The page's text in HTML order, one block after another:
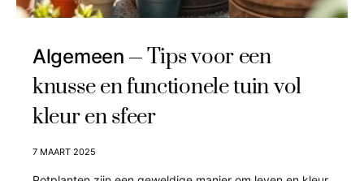
Algemeen
Tips voor een
knusse en functionele tuin vol
kleur en sfeer
7 MAART 2025